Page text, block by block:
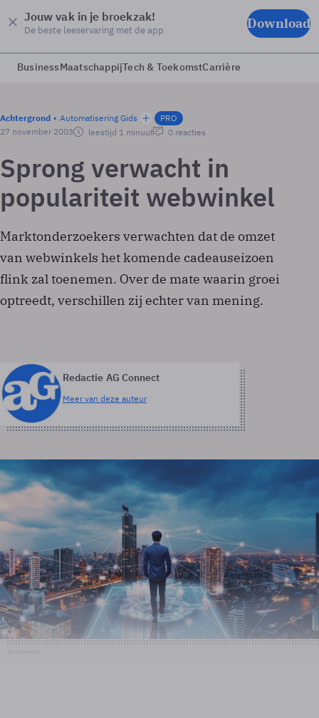
Jouw vak in je broekzak!
De beste leeservaring met de app Download
BusinessMaatschappijTech & ToekomstCarrière
Achtergrond Automatisering Gids
PRO
27 november 2003
leestijd 1 minuut 0 reacties
Sprong verwacht in
populariteit webwinkel
Marktonderzoekers verwachten dat de omzet
van webwinkels het komende cadeauseizoen
flink zal toenemen. Over de mate waarin groei
optreedt, verschillen zij echter van mening.
Redactie AG Connect
Meer van deze auteur